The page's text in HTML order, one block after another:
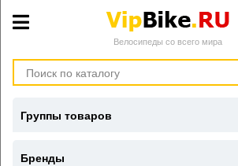
Велосипеды со всего мира
Группы товаров
Бренды